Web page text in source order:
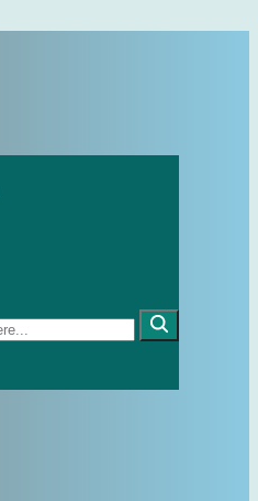
29 czerwca, 2022